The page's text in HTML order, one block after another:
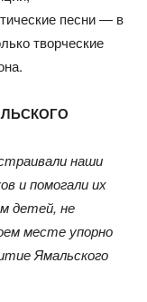
песни — в
творческие
наши
и помогали их
детей, не
месте упорно
Ямальского